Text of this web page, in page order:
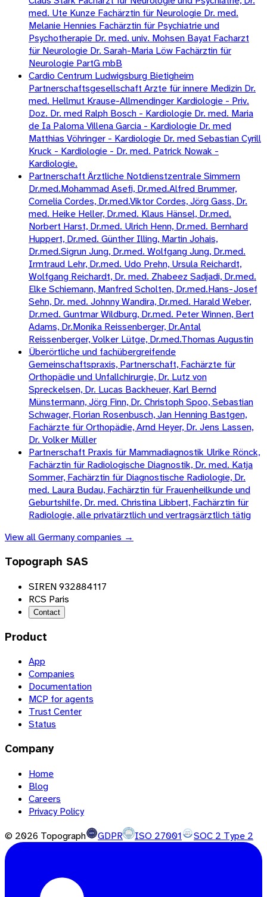
med. Ute Kunze Fachärztin für Neurologie Dr. med.
Melanie Hennies Fachärztin für Psychiatrie und
Psychotherapie Dr. med. univ. Mohsen Bayat Facharzt
für Neurologie Dr. Sarah-Maria Löw Fachärztin für
Neurologie PartG mbB
Cardio Centrum Ludwigsburg Bietigheim
Partnerschaftsgesellschaft Arzte für innere Medizin Dr.
med. Hellmut Krause-Allmendinger Kardiologie - Priv.
Doz. Dr. med Ralph Bosch - Kardiologie Dr. med. Maria
de Ia Paloma Villena Garcia - Kardiologie Dr. med
Matthias Vöhringer - Kardiologie Dr. med Sebastian Cyrill
Kruck - Kardiologie - Dr. med. Patrick Nowak -
Kardiologie.
Partnerschaft Ärztliche Notdienstzentrale Simmern
Dr.med.Mohammad Asefi, Dr.med.Alfred Brummer,
Cornelia Cordes, Dr.med.Viktor Cordes, Jörg Gass, Dr.
med. Heike Heller, Dr.med. Klaus Hänsel, Dr.med.
Norbert Harst, Dr.med. Ulrich Henn, Dr.med. Bernhard
Huppert, Dr.med. Günther Illing, Martin Johais,
Dr.med.Sigrun Jung, Dr.med. Wolfgang Jung, Dr.med.
Irmtraud Lehr, Dr.med. Udo Prehn, Ursula Reichardt,
Wolfgang Reichardt, Dr. med. Zhabeez Sadjadi, Dr.med.
Elke Schiemann, Manfred Scholten, Dr.med.Hans-Josef
Sehn, Dr. med. Johnny Wandira, Dr.med. Harald Weber,
Dr.med. Guntmar Wildburg, Dr.med. Peter Winnen, Bert
Adams, Dr.Monika Reissenberger, Dr.Antal
Reissenberger, Volker Lütge, Dr.med.Thomas Augustin
Überörtliche und fachübergreifende
Gemeinschaftspraxis, Partnerschaft, Fachärzte für
Orthopädie und Unfallchirurgie, Dr. Lutz von
Spreckelsen, Dr. Lucas Backheuer, Karl Bernd
Münstermann, Jörg Finn, Dr. Christoph Spoo, Sebastian
Schwager, Florian Rosenbusch, Jan Henning Bastgen,
Fachärzte für Orthopädie, Arnd Heyer, Dr. Jens Lassen,
Dr. Volker Müller
Partnerschaft Praxis für Mammadiagnostik Ulrike Rönck,
Fachärztin für Radiologische Diagnostik, Dr. med. Katja
Sommer, Fachärztin für Diagnostische Radiologie, Dr.
med. Laura Budau, Fachärztin für Frauenheilkunde und
Geburtshilfe, Dr. med. Christina Libbert, Fachärztin für
Radiologie, alle privatärztlich und vertragsärztlich tätig
View allGermanycompanies →
Topograph SAS
SIREN 932884117
RCS Paris
Contact
Product
App
Companies
Documentation
MCP for agents
Trust Center
Status
Company
Home
Blog
Careers
Privacy Policy
© 2026 Topograph GDPR ISO 27001 SOC 2 Type 2